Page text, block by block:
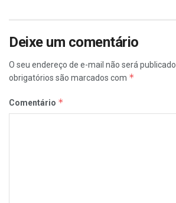
Deixe um comentário
O seu endereço de e-mail não será publicado.
obrigatórios são marcados com *
Comentário *